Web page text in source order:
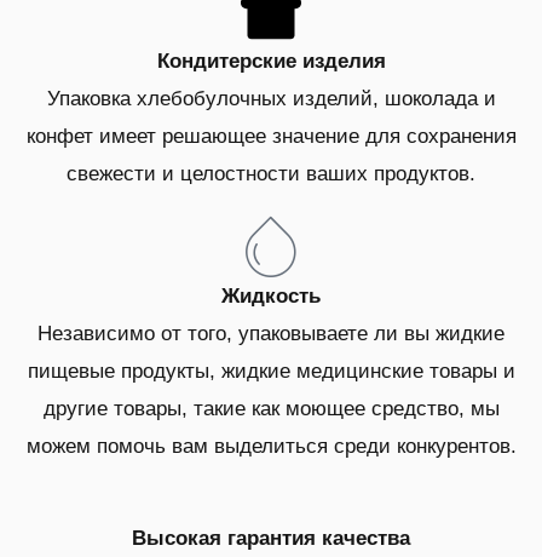
Кондитерские изделия
Упаковка хлебобулочных изделий, шоколада и
конфет имеет решающее значение для сохранения
свежести и целостности ваших продуктов.
Жидкость
Независимо от того, упаковываете ли вы жидкие
пищевые продукты, жидкие медицинские товары и
другие товары, такие как моющее средство, мы
можем помочь вам выделиться среди конкурентов.
Высокая гарантия качества